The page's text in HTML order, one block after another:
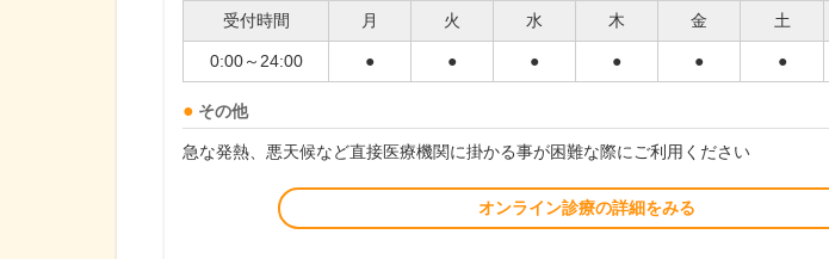
受付時間 月 火 水 木 金 土
0:00～24:00 ● ● ● ● ● ●
その他
急な発熱、悪天候など直接医療機関に掛かる事が困難な際にご利用ください
オンライン診療の詳細をみる